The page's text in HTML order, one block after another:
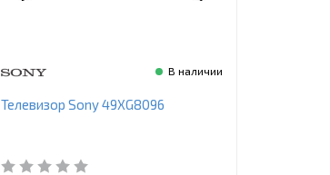
В наличии
Телевизор Sony 49XG8096